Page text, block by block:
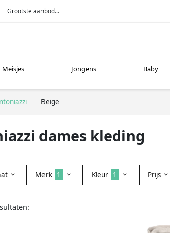
Grootste aanbod...
Meisjes Jongens Baby
Beige
dames kleding
Merk 1 Kleur 1 Prijs